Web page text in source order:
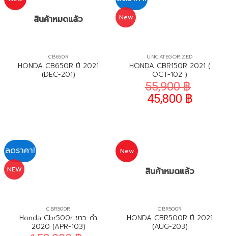
สินค้าหมดแล้ว
CB650R
HONDA CB650R ปี 2021
(DEC-201)
New
UNCATEGORIZED
HONDA CBR150R 2021 (
OCT-102 )
55,900฿
45,800 ฿
ลดราคา!
NEW
CBR500R
Honda Cbr500r ขาว-ดำ
2020 (APR-103)
New
สินค้าหมดแล้ว
CBR500R
HONDA CBR500R ปี 2021
(AUG-203)